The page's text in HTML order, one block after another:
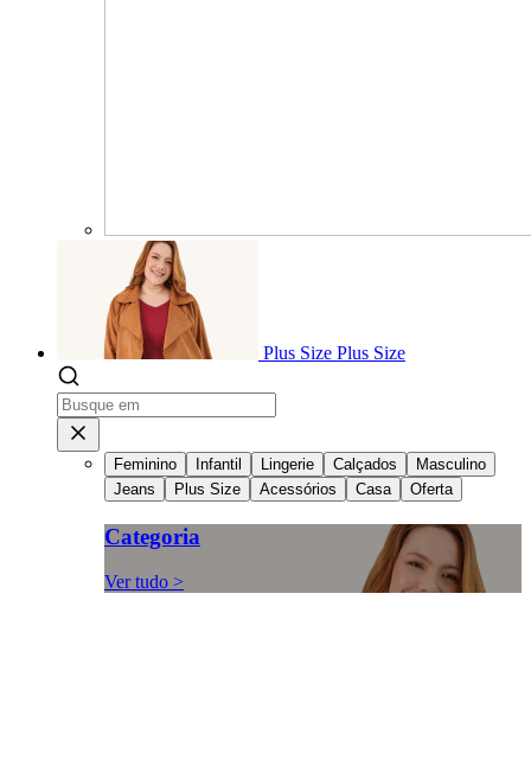
Plus Size Plus Size
Feminino Infantil Lingerie Calçados
Masculino
Jeans
Plus Size Acessórios Casa Oferta
Categoria
Ver tudo >